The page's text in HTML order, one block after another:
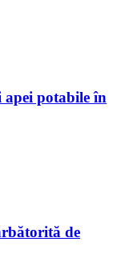
potabile în
de